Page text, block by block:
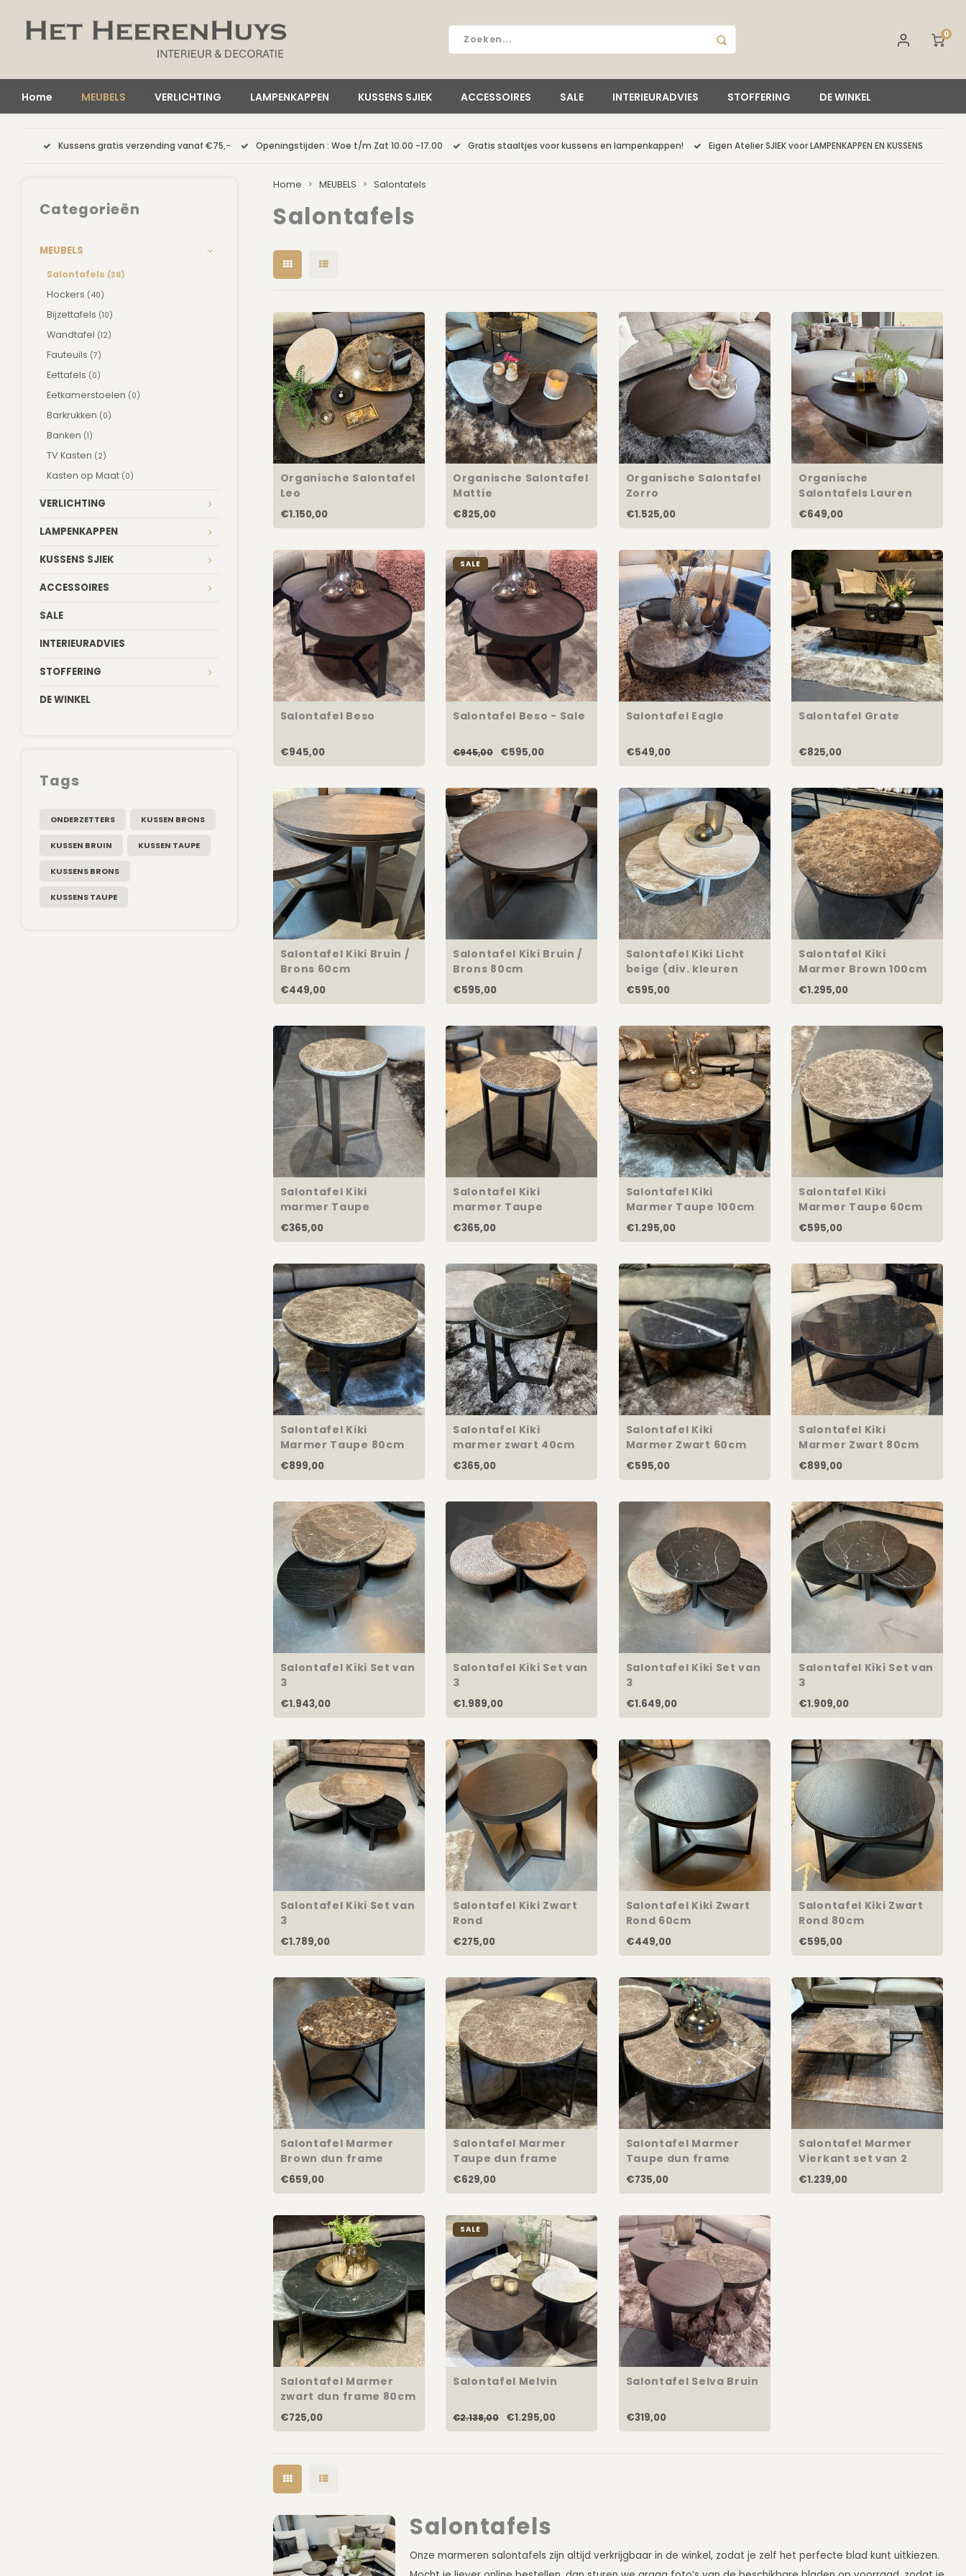
0
Home MEUBELS VERLICHTING LAMPENKAPPEN KUSSENS SJIEK ACCESSOIRES SALE INTERIEURADVIES STOFFERING DE WINKEL
Kussens gratis verzending vanaf €75,- Openingstijden : Woe t/m Zat 10.00 -17.00 Gratis staaltjes voor kussens en lampenkappen! Eigen Atelier SJIEK voor LAMPENKAPPEN EN KUSSENS
Categorieën
MEUBELS
Salontafels (38)
Hockers (40)
Bijzettafels (10)
Wandtafel (12)
Fauteuils (7)
Eettafels (0)
Eetkamerstoelen (0)
Barkrukken (0)
Banken (1)
TV Kasten (2)
Kasten op Maat (0)
VERLICHTING
LAMPENKAPPEN
KUSSENS SJIEK
ACCESSOIRES
SALE
INTERIEURADVIES
STOFFERING
DE WINKEL
Tags
ONDERZETTERS KUSSEN BRONS
KUSSEN BRUIN KUSSEN TAUPE
KUSSENS BRONS
KUSSENS TAUPE
Home MEUBELS Salontafels
Salontafels
Organische Salontafel
Leo
€1.150,00
Organische Salontafel
Mattie
€825,00
Organische Salontafel
Zorro
€1.525,00
Organische
Salontafels Lauren
€649,00
Salontafel Beso
€945,00
SALE
Salontafel Beso - Sale
€945,00 €595,00
Salontafel Eagle
€549,00
Salontafel Grate
€825,00
Salontafel Kiki Bruin /
Brons 60cm
€449,00
Salontafel Kiki Bruin /
Brons 80cm
€595,00
Salontafel Kiki Licht
beige (div. kleuren
onderstellen)
€595,00
Salontafel Kiki
Marmer Brown 100cm
€1.295,00
Salontafel Kiki
marmer Taupe
€365,00
Salontafel Kiki
marmer Taupe
€365,00
Salontafel Kiki
Marmer Taupe 100cm
€1.295,00
Salontafel Kiki
Marmer Taupe 60cm
€595,00
Salontafel Kiki
Marmer Taupe 80cm
€899,00
Salontafel Kiki
marmer zwart 40cm
€365,00
Salontafel Kiki
Marmer Zwart 60cm
€595,00
Salontafel Kiki
Marmer Zwart 80cm
€899,00
Salontafel Kiki Set van
3
€1.943,00
Salontafel Kiki Set van
3
€1.989,00
Salontafel Kiki Set van
3
€1.649,00
Salontafel Kiki Set van
3
€1.909,00
Salontafel Kiki Set van
3
€1.789,00
Salontafel Kiki Zwart
Rond
€275,00
Salontafel Kiki Zwart
Rond 60cm
€449,00
Salontafel Kiki Zwart
Rond 80cm
€595,00
Salontafel Marmer
Brown dun frame
60cm
€659,00
Salontafel Marmer
Taupe dun frame
60cm
€629,00
Salontafel Marmer
Taupe dun frame
80cm
€735,00
Salontafel Marmer
Vierkant set van 2
€1.239,00
Salontafel Marmer
zwart dun frame 80cm
€725,00
SALE
Salontafel Melvin
€2.138,00 €1.295,00
Salontafel Selva Bruin
€319,00
Salontafels
Onze marmeren salontafels zijn altijd verkrijgbaar in de winkel, zodat je zelf het perfecte blad kunt uitkiezen.